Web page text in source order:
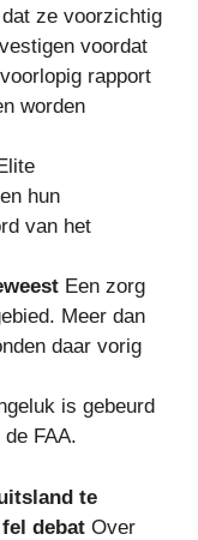
ze voorzichtig
voordat
rapport
worden
Elite
hun
van het
Een zorg
Meer dan
daar vorig
is gebeurd
FAA.
te
debat Over